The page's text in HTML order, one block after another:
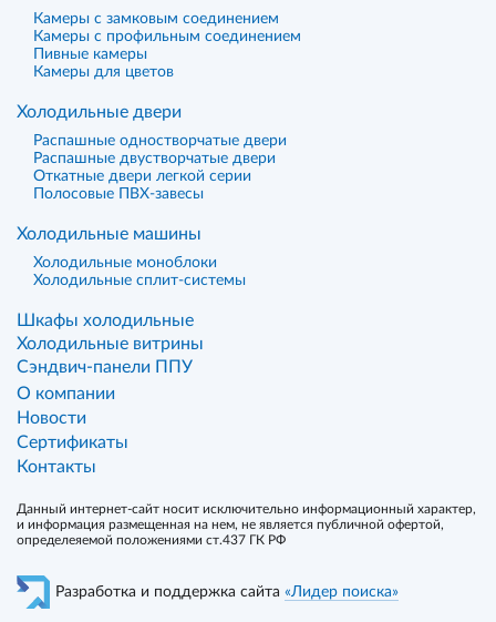
Камеры с замковым соединением
Камеры с профильным соединением
Пивные камеры
Камеры для цветов
Холодильные двери
Распашные одностворчатые двери
Распашные двустворчатые двери
Откатные двери легкой серии
Полосовые ПВХ-завесы
Холодильные машины
Холодильные моноблоки
Холодильные сплит-системы
Шкафы холодильные
Холодильные витрины
Сэндвич-панели ППУ
О компании
Новости
Сертификаты
Контакты
Данный интернет-сайт носит исключительно информационный характер,
и информация размещенная на нем, не является публичной офертой,
определеяемой положениями ст.437 ГК РФ
Разработка и поддержка сайта «Лидер поиска»